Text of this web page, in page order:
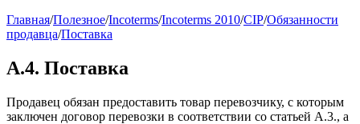
Главная/Полезное/Incoterms/Incoterms 2010/CIP/Обязанности
продавца/Поставка
A.4. Поставка
Продавец обязан предоставить товар перевозчику, с которым
заключен договор перевозки в соответствии со статьей А.3., а